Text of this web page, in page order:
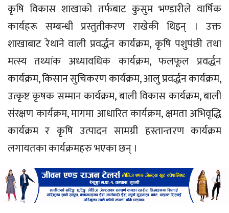
कृषि विकास शाखाको तर्फबाट कुसुम भण्डारीले वार्षिक
कार्यहरू सम्बन्धी प्रस्तुतीकरण राखेकी थिइन् । उक्त
शाखाबाट रेथाने वाली प्रवर्द्धन कार्यक्रम, कृषि पशुपंछी तथा
मत्स्य तथ्यांक अध्यावधिक कार्यक्रम, फलफूल प्रवर्द्धन
कार्यक्रम, किसान सुचिकरण कार्यक्रम, आलु प्रवर्द्धन कार्यक्रम,
उत्कृष्ट कृषक सम्मान कार्यक्रम, बाली विकास कार्यक्रम, बाली
संरक्षण कार्यक्रम, मागमा आधारित कार्यक्रम, क्षमता अभिवृद्धि
कार्यक्रम र कृषि उत्पादन सामग्री हस्तान्तरण कार्यक्रम
लगायतका कार्यक्रमहरु भएका छन् ।